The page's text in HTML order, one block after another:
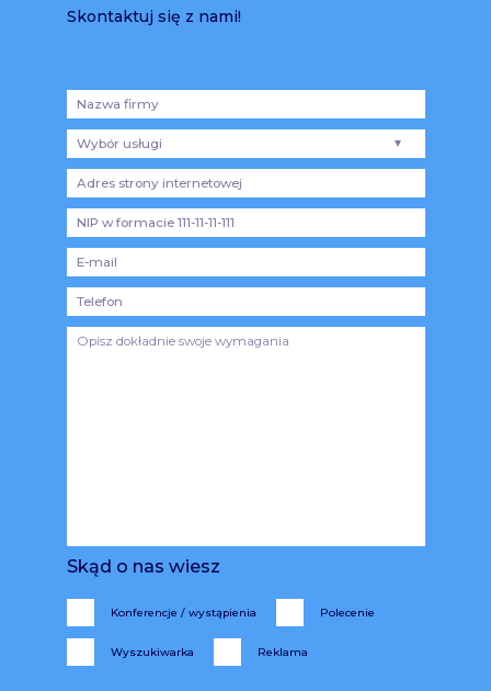
Skontaktuj się z nami!
Skąd o nas wiesz
Konferencje / wystąpienia Polecenie
Wyszukiwarka Reklama